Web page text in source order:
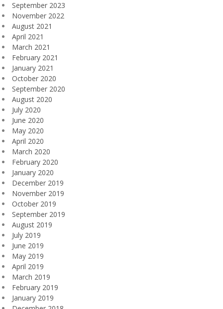
September 2023
November 2022
August 2021
April 2021
March 2021
February 2021
January 2021
October 2020
September 2020
August 2020
July 2020
June 2020
May 2020
April 2020
March 2020
February 2020
January 2020
December 2019
November 2019
October 2019
September 2019
August 2019
July 2019
June 2019
May 2019
April 2019
March 2019
February 2019
January 2019